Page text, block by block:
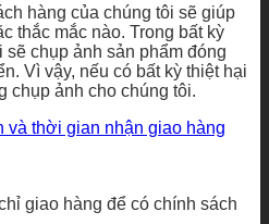
hàng của chúng tôi sẽ giúp
thắc mắc nào. Trong bất kỳ
chụp ảnh sản phẩm đóng
Vì vậy, nếu có bất kỳ thiệt hại
chụp ảnh cho chúng tôi.
và thời gian nhận giao hàng
giao hàng để có chính sách